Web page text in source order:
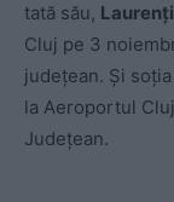
tată său,
Cluj pe 3
județean. Și soția
la Aeroportul
Județean.